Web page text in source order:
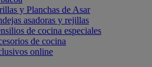
y Planchas de Asar
asadoras y rejillas
de cocina especiales
de cocina
online